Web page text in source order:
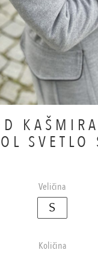
SVETLO
Veličina
S
Količina